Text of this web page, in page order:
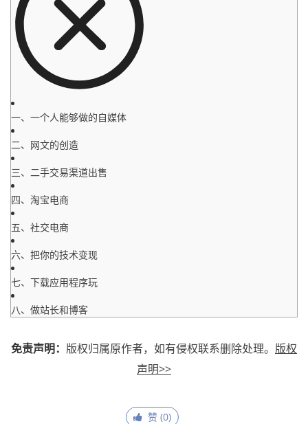
一、一个人能够做的自媒体
二、网文的创造
三、二手交易渠道出售
四、淘宝电商
五、社交电商
六、把你的技术变现
七、下载应用程序玩
八、做站长和博客
免责声明： 版权归属原作者，如有侵权联系删除处理。 版权
声明>>
赞 (0)